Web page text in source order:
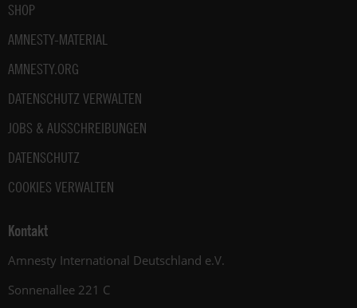
SHOP
AMNESTY-MATERIAL
AMNESTY.ORG
DATENSCHUTZ VERWALTEN
JOBS & AUSSCHREIBUNGEN
DATENSCHUTZ
COOKIES VERWALTEN
Kontakt
Amnesty International Deutschland e.V.
Sonnenallee 221 C